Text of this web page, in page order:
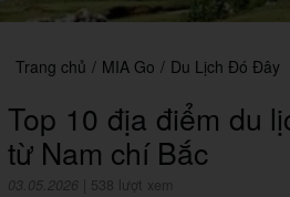
Trang chủ / MIA Go / Du Lịch Đó Đây
Top 10 địa điểm du
từ Nam chí Bắc
03.05.2026 538 lượt xem